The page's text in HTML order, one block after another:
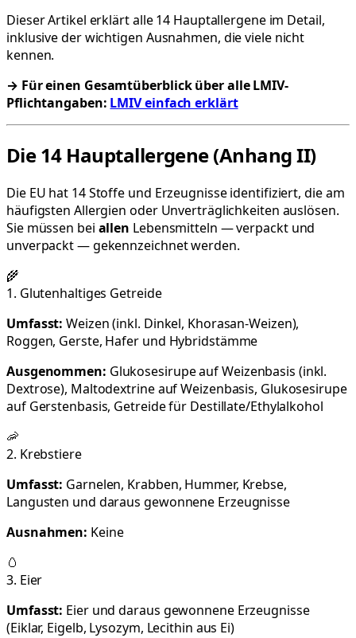
Dieser Artikel erklärt alle 14 Hauptallergene im Detail,
inklusive der wichtigen Ausnahmen, die viele nicht
kennen.
→ Für einen Gesamtüberblick über alle LMIV-
Pflichtangaben: LMIV einfach erklärt
Die 14 Hauptallergene (Anhang II)
Die EU hat 14 Stoffe und Erzeugnisse identifiziert, die am
häufigsten Allergien oder Unverträglichkeiten auslösen.
Sie müssen bei allen Lebensmitteln — verpackt und
unverpackt — gekennzeichnet werden.
🌾
1. Glutenhaltiges Getreide
Umfasst: Weizen (inkl. Dinkel, Khorasan-Weizen),
Roggen, Gerste, Hafer und Hybridstämme
Ausgenommen: Glukosesirupe auf Weizenbasis (inkl.
Dextrose), Maltodextrine auf Weizenbasis, Glukosesirupe
auf Gerstenbasis, Getreide für Destillate/Ethylalkohol
🦐
2. Krebstiere
Umfasst: Garnelen, Krabben, Hummer, Krebse,
Langusten und daraus gewonnene Erzeugnisse
Ausnahmen: Keine
🥚
3. Eier
Umfasst: Eier und daraus gewonnene Erzeugnisse
(Eiklar, Eigelb, Lysozym, Lecithin aus Ei)